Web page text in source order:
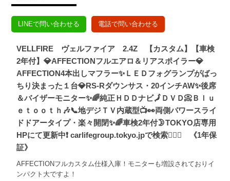
LINEで問い合わせる 電話で問い合わせる
VELLFIRE ヴェルファイア 2.4Z 【カスタム】【車検
2年付】💎AFFECTIONフルエアロ＆リアスポイラー💎
AFFECTION4本出しマフラー✨ＬＥＤフォグランプがばっ
ちり決まった１台💎RS-Rダウンサス・20インチAW✨後席
＆バイザーモニター✨🌈純正ＨＤＤナビ🗾ＤＶＤ📀Ｂｌｕ
ｅｔｏｏｔｈ🎶📞地デジＴＶ内蔵型📺👀両側パワースライ
ドドアータイプ・楽々開閉✨🌈車検2年付🌛TOKYO店専用
HPにて更新中❗ carlifegroup.tokyo.jpで検索🕵️‍♂️🌛 《1年保
証》
AFFECTIONフルカスタム仕様入庫！モニターも増設されておりイ
ンパクト大ですよ！